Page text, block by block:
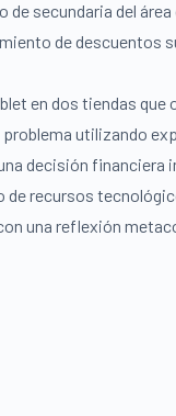
secundaria del
de descuentos
en dos tiendas que
utilizando
decisión financiera
de recursos
una reflexión